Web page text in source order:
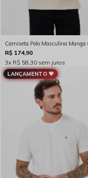
R$ 174,90
3x R$ 58,30 sem juros
LANÇAMENTO 🖤